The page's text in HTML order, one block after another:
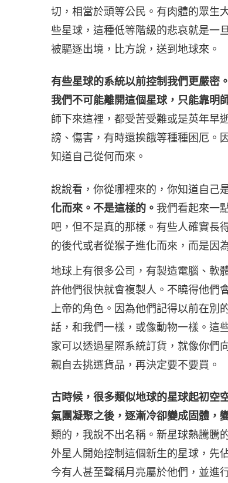
切，相當於頭等公民。有肉體的眾生
些星球，這種低等階級的悲哀就是一
被驅逐出境，比方說，送到地球來。
有些星球的系統以前控制我們更嚴密
我們不可能離開這個星球，只能靠明
師下來這裡，都受苦受難或是英年早
謗、傷害，有時還挨餓等種種困厄。
知道自己從何而來。
說說看，你從哪裡來的，你知道自己
化而來。不是這樣的。 我們看起來一
吧，但不是真的那樣。有些人確實長
的後代或者從猴子進化而來，而是因
地球上有很多公司，有製造電腦、軟
許他們很快就會複製人。不曉得他們
上帝的角色。因為他們記得以前在別
話，和我們一樣，或像動物一樣。這
家可以透過星際系統訂貨，就像你們
親自去挑選貨品，再決定要不要買。
古時候，很多類似地球的星球起初空
氣團凝聚之後，逐漸冷卻變成固體，
類的，我說不出名稱。新星球熱騰騰
外星人開始控制這個新生的星球，先
今有人甚至聲稱月亮屬於他們，並進